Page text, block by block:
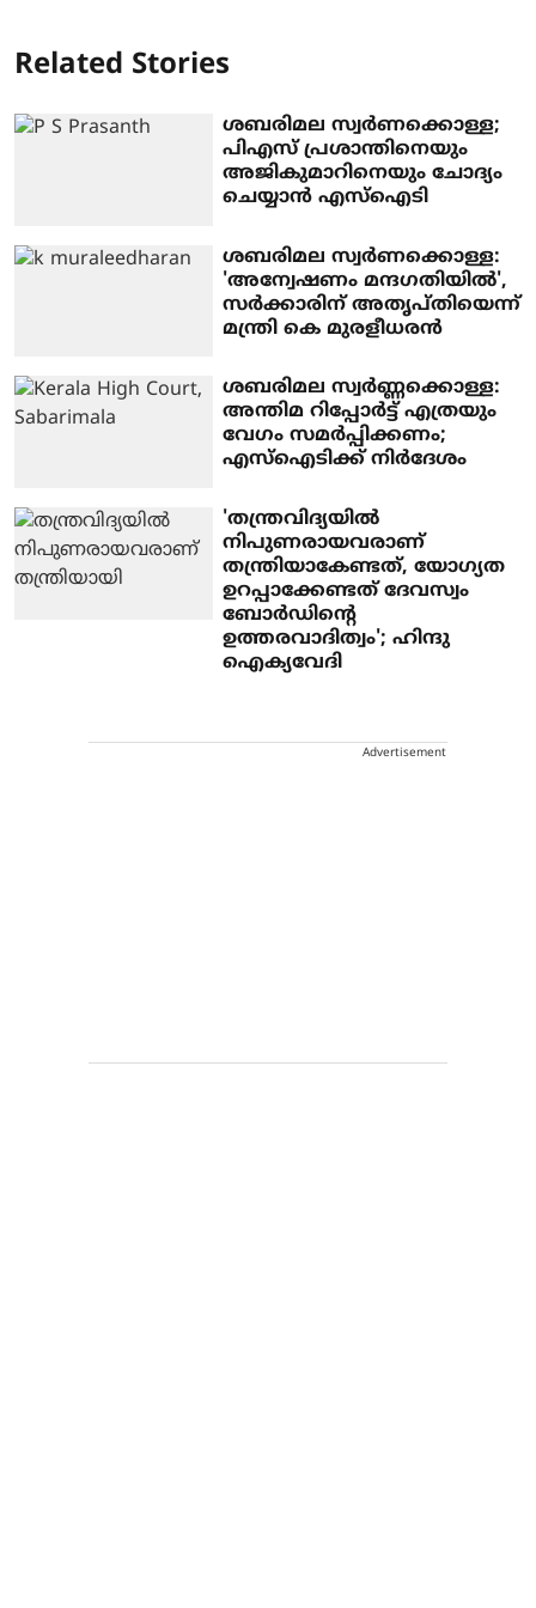
Related Stories
ശബരിമല സ്വര്‍ണക്കൊള്ള;
പിഎസ് പ്രശാന്തിനെയും
അജികുമാറിനെയും ചോദ്യം
ചെയ്യാന്‍ എസ്‌ഐടി
ശബരിമല സ്വര്‍ണക്കൊള്ള:
'അന്വേഷണം മന്ദഗതിയില്‍',
സര്‍ക്കാരിന് അതൃപ്തിയെന്ന്
മന്ത്രി കെ മുരളീധരന്‍
ശബരിമല സ്വർണ്ണക്കൊള്ള:
അന്തിമ റിപ്പോര്‍ട്ട് എത്രയും
വേ​ഗം സമര്‍പ്പിക്കണം;
എസ്ഐടിക്ക് നിർദേശം
'തന്ത്രവിദ്യയില്‍
നിപുണരായവരാണ്
തന്ത്രിയാകേണ്ടത്, യോഗ്യത
ഉറപ്പാക്കേണ്ടത് ദേവസ്വം
ബോര്‍ഡിന്റെ
ഉത്തരവാദിത്വം'; ഹിന്ദു
ഐക്യവേദി
Advertisement